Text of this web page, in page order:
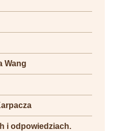
Wang
i odpowiedziach.